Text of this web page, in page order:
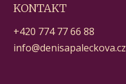
KONTAKT
+420 774 77 66 88
info@denisapaleckova.cz